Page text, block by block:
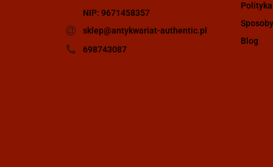
NIP: 9671458357
sklep@antykwariat-authentic.pl
698743087
Blog